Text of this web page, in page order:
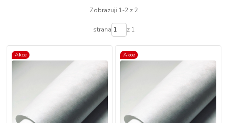
Zobrazuji 1-2 z 2
strana z 1
Akce Akce